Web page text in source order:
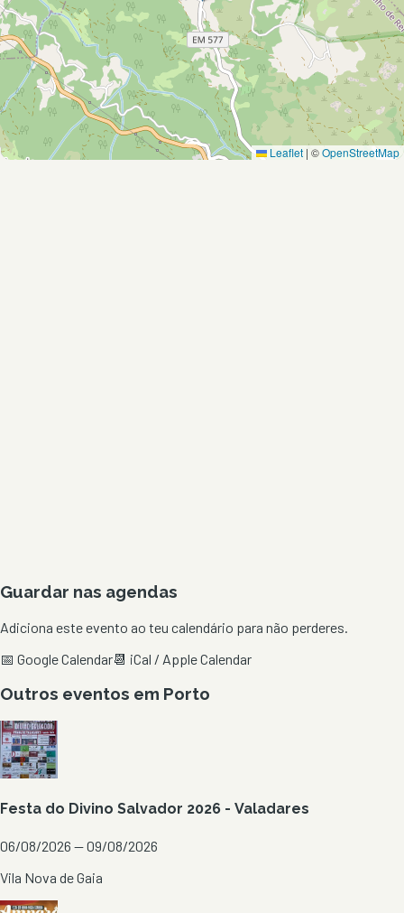
Leaflet | ©OpenStreetMap
Guardar nas agendas
Adiciona este evento ao teu calendário para não perderes.
📅 Google Calendar📆 iCal / Apple Calendar
Outros eventos em Porto
Festa do Divino Salvador 2026 - Valadares
06/08/2026 — 09/08/2026
Vila Nova de Gaia